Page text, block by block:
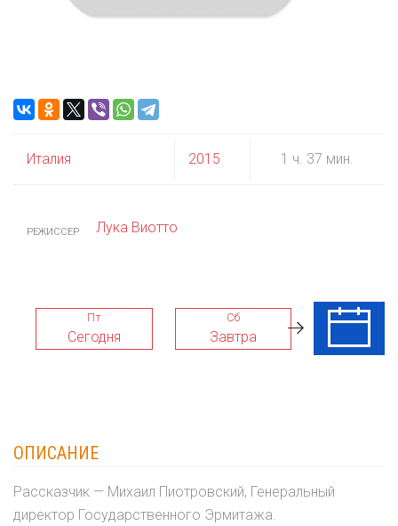
Италия 2015 1 ч. 37 мин.
РЕЖИССЕР Лука Виотто
Пт
Сегодня
Сб
Завтра
Вс
ОПИСАНИЕ
Рассказчик — Михаил Пиотровский, Генеральный
директор Государственного Эрмитажа.